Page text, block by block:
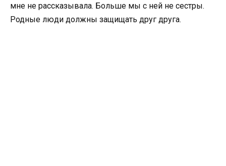
мне не рассказывала. Больше мы с ней не сестры.
Родные люди должны защищать друг друга.